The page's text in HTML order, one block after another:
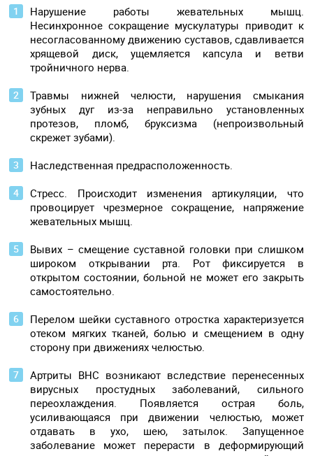
Нарушение работы жевательных мышц.
Несинхронное сокращение мускулатуры приводит к
несогласованному движению суставов, сдавливается
хрящевой диск, ущемляется капсула и ветви
тройничного нерва.
Травмы нижней челюсти, нарушения смыкания
зубных дуг из-за неправильно установленных
протезов, пломб, бруксизма (непроизвольный
скрежет зубами).
Наследственная предрасположенность.
Стресс. Происходит изменения артикуляции, что
провоцирует чрезмерное сокращение, напряжение
жевательных мышц.
Вывих – смещение суставной головки при слишком
широком открывании рта. Рот фиксируется в
открытом состоянии, больной не может его закрыть
самостоятельно.
Перелом шейки суставного отростка характеризуется
отеком мягких тканей, болью и смещением в одну
сторону при движениях челюстью.
Артриты ВНС возникают вследствие перенесенных
вирусных простудных заболеваний, сильного
переохлаждения. Появляется острая боль,
усиливающаяся при движении челюстью, может
отдавать в ухо, шею, затылок. Запущенное
заболевание может перерасти в деформирующий